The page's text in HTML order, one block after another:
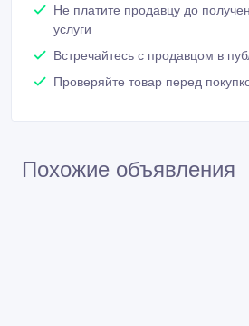
Не платите продавцу до
услуги
Встречайтесь с продавцом в
Проверяйте товар перед
Похожие объявления